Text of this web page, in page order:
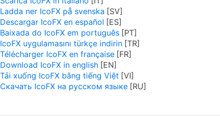
Ladda ner IcoFX på svenska
Descargar IcoFX en español
Baixada do IcoFX em português
IcoFX uygulamasını türkçe indirin
Télécharger IcoFX en française
Download IcoFX in english
Tải xuống IcoFX bằng tiếng Việt
Скачать IcoFX на русском языке